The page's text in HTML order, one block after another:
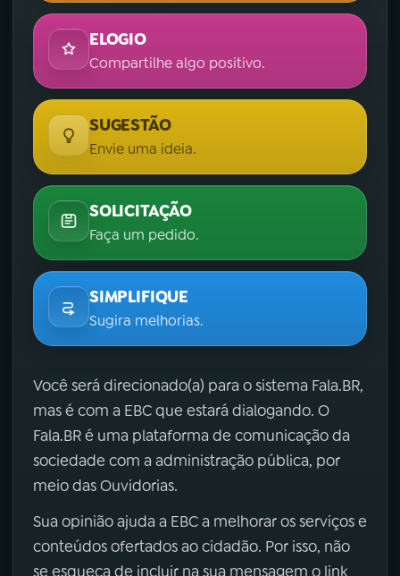
ELOGIO
Compartilhe algo positivo.
SUGESTÃO
Envie uma ideia.
SOLICITAÇÃO
Faça um pedido.
SIMPLIFIQUE
Sugira melhorias.
Você será direcionado(a) para o sistema Fala.BR,
mas é com a EBC que estará dialogando. O
Fala.BR é uma plataforma de comunicação da
sociedade com a administração pública, por
meio das Ouvidorias.
Sua opinião ajuda a EBC a melhorar os serviços e
conteúdos ofertados ao cidadão. Por isso, não
se esqueça de incluir na sua mensagem o link